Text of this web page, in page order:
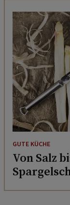
GUTE KÜCHE
Von Salz